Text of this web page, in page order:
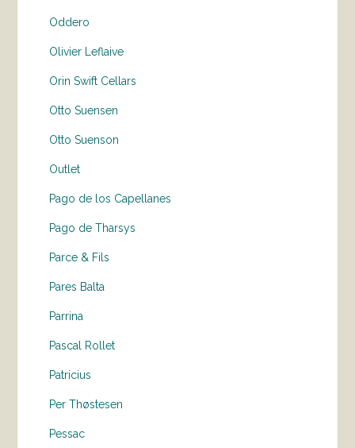
Oddero
Olivier Leflaive
Orin Swift Cellars
Otto Suensen
Otto Suenson
Outlet
Pago de los Capellanes
Pago de Tharsys
Parce & Fils
Pares Balta
Parrina
Pascal Rollet
Patricius
Per Thøstesen
Pessac